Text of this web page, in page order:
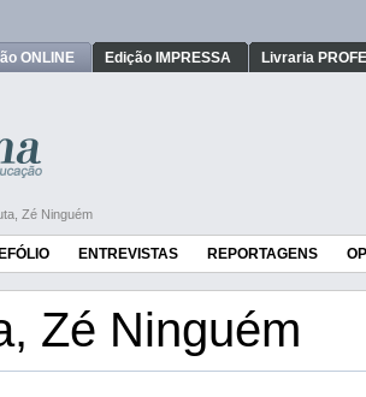
ONLINE Edição IMPRESSA Livraria
Zé Ninguém
ENTREVISTAS REPORTAGENS
Zé Ninguém